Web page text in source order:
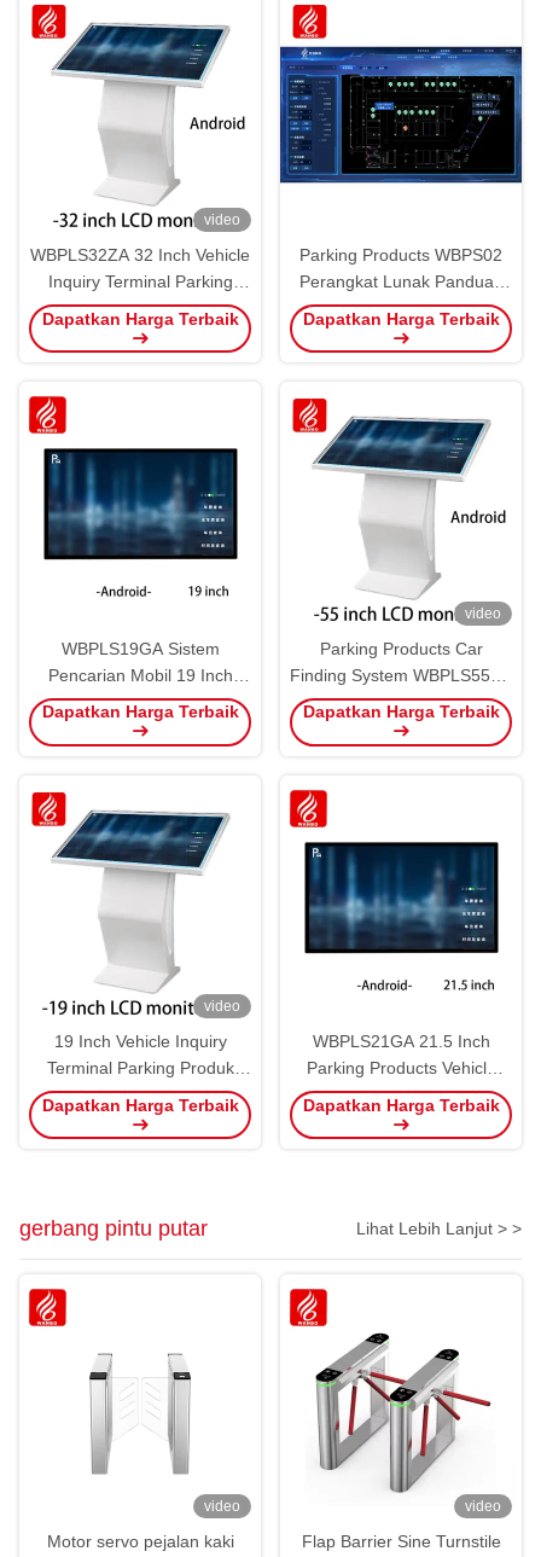
video
WBPLS32ZA 32 Inch Vehicle
Inquiry Terminal Parking
Produk
Dapatkan Harga Terbaik
Parking Products WBPS02
Perangkat Lunak Panduan
Parkir Ultrasonik V6.0
Dapatkan Harga Terbaik
WBPLS19GA Sistem
Pencarian Mobil 19 Inch
Vehicle Inquiry Terminal
Dapatkan Harga Terbaik
video
Parking Products Car
Finding System WBPLS55ZA
55 inci Terminal Penyelidikan
Kendaraan
Dapatkan Harga Terbaik
video
19 Inch Vehicle Inquiry
Terminal Parking Produk
WBPLS19ZW
Dapatkan Harga Terbaik
WBPLS21GA 21.5 Inch
Parking Products Vehicle
Inquiry Terminal
Dapatkan Harga Terbaik
gerbang pintu putar Lihat Lebih Lanjut > >
video
Motor servo pejalan kaki
video
Flap Barrier Sine Turnstile